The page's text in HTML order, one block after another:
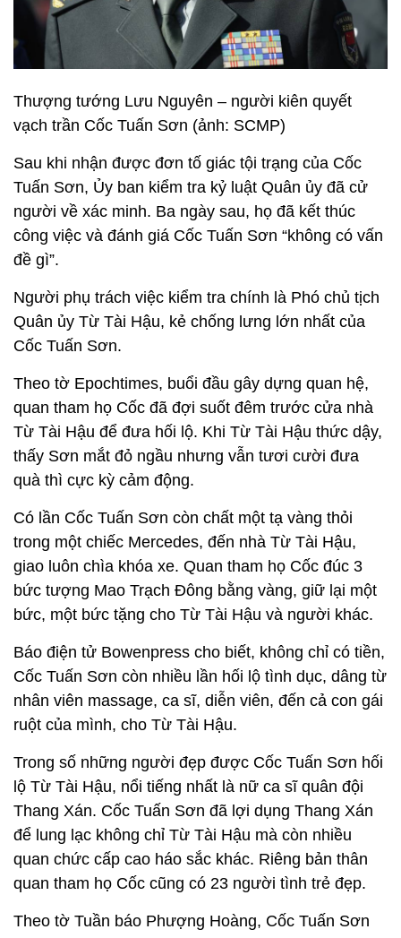
Thượng tướng Lưu Nguyên – người kiên quyết
vạch trần Cốc Tuấn Sơn (ảnh: SCMP)
Sau khi nhận được đơn tố giác tội trạng của Cốc
Tuấn Sơn, Ủy ban kiểm tra kỷ luật Quân ủy đã cử
người về xác minh. Ba ngày sau, họ đã kết thúc
công việc và đánh giá Cốc Tuấn Sơn “không có vấn
đề gì”.
Người phụ trách việc kiểm tra chính là Phó chủ tịch
Quân ủy Từ Tài Hậu, kẻ chống lưng lớn nhất của
Cốc Tuấn Sơn.
Theo tờ Epochtimes, buổi đầu gây dựng quan hệ,
quan tham họ Cốc đã đợi suốt đêm trước cửa nhà
Từ Tài Hậu để đưa hối lộ. Khi Từ Tài Hậu thức dậy,
thấy Sơn mắt đỏ ngầu nhưng vẫn tươi cười đưa
quà thì cực kỳ cảm động.
Có lần Cốc Tuấn Sơn còn chất một tạ vàng thỏi
trong một chiếc Mercedes, đến nhà Từ Tài Hậu,
giao luôn chìa khóa xe. Quan tham họ Cốc đúc 3
bức tượng Mao Trạch Đông bằng vàng, giữ lại một
bức, một bức tặng cho Từ Tài Hậu và người khác.
Báo điện tử Bowenpress cho biết, không chỉ có tiền,
Cốc Tuấn Sơn còn nhiều lần hối lộ tình dục, dâng từ
nhân viên massage, ca sĩ, diễn viên, đến cả con gái
ruột của mình, cho Từ Tài Hậu.
Trong số những người đẹp được Cốc Tuấn Sơn hối
lộ Từ Tài Hậu, nổi tiếng nhất là nữ ca sĩ quân đội
Thang Xán. Cốc Tuấn Sơn đã lợi dụng Thang Xán
để lung lạc không chỉ Từ Tài Hậu mà còn nhiều
quan chức cấp cao háo sắc khác. Riêng bản thân
quan tham họ Cốc cũng có 23 người tình trẻ đẹp.
Theo tờ Tuần báo Phượng Hoàng, Cốc Tuấn Sơn